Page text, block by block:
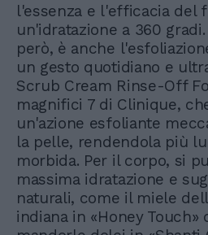
l'essenza e l'efficacia del
un'idratazione a 360
però, è anche
un gesto quotidiano e
Scrub Cream Rinse-Off
magnifici 7 di Clinique,
un'azione esfoliante
la pelle, rendendola più
morbida. Per il corpo, si
massima idratazione e
naturali, come il miele
indiana in «Honey